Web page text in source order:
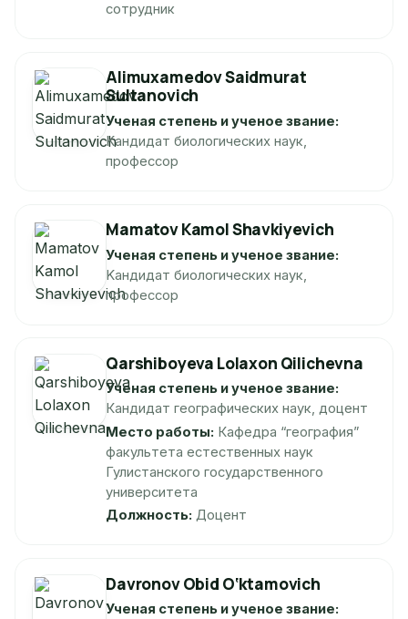
сотрудник
Alimuxamedov Saidmurat
Sultanovich
Ученая степень и ученое звание:
Kандидат биологических наук,
профессор
Mamatov Kamol Shavkiyevich
Ученая степень и ученое звание:
Kандидат биологических наук,
профессор
Qarshiboyeva Lolaxon Qilichevna
Ученая степень и ученое звание:
Кандидат географических наук, доцент
Место работы: Кафедра “география”
факультета естественных наук
Гулистанского государственного
университета
Должность: Доцент
Davronov Obid O‘ktamovich
Ученая степень и ученое звание: